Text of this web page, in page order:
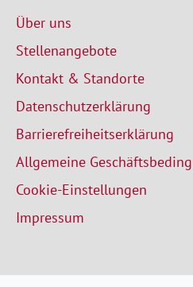
Über uns
Stellenangebote
Kontakt & Standorte
Datenschutzerklärung
Barrierefreiheitserklärung
Allgemeine
Cookie-Einstellungen
Impressum